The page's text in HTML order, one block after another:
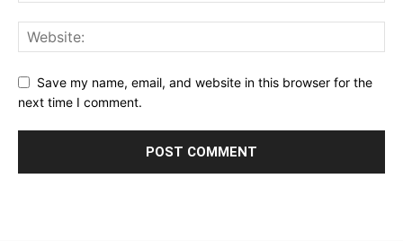
Save my name, email, and website in this browser for the
next time I comment.